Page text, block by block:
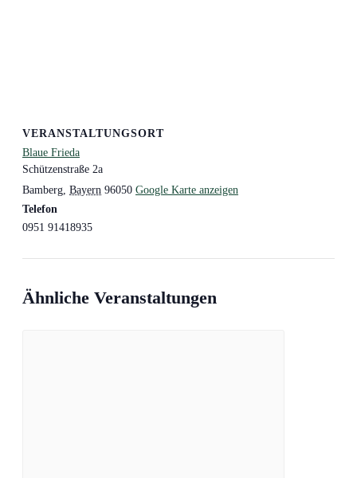
VERANSTALTUNGSORT
Blaue Frieda
Schützenstraße 2a
Bamberg Bayern 96050 Google Karte anzeigen
Telefon
0951 91418935
Ähnliche Veranstaltungen